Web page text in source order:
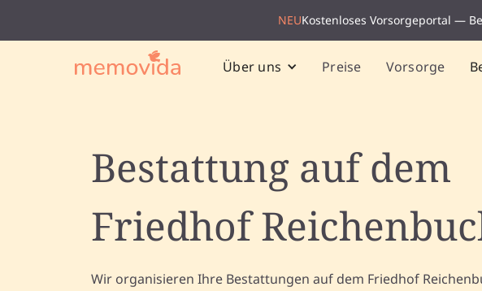
NEUKostenloses Vorsorgeportal —
Über uns Preise Vorsorge
Bestattung auf dem
Friedhof
Wir organisieren Ihre Bestattungen auf dem Friedhof